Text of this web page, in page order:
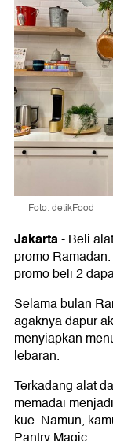
Foto: detikFood
Jakarta-Beli
promo
promo beli 2
Selama bulan
agaknya dapur
menyiapkan
lebaran.
Terkadang alat
memadai
kue. Namun,